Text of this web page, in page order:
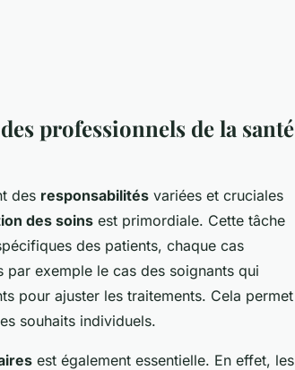
professionnels de la santé
des responsabilités variées et cruciales
des soins est primordiale. Cette tâche
des patients, chaque cas
par exemple le cas des soignants qui
pour ajuster les traitements. Cela permet
souhaits individuels.
est également essentielle. En effet, les